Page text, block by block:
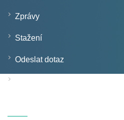
Zprávy
Stažení
Odeslat dotaz